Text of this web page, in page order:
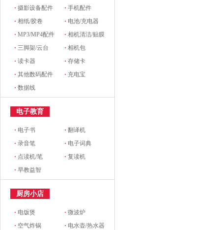
·摄影设备配件 ·手机配件
·相纸/胶卷 · 电池/充电器
·MP3/MP4配件 ·相机清洁/贴膜
·三脚架/云台 ·相机包
·读卡器 ·存储卡
·其他数码配件 · 充电宝
·数据线
电子教育
· 电子书 ·翻译机
·录音笔 · 电子词典
· 点读机/笔 ·复读机
·早教益智
厨房小店
· 电饭煲 ·微波炉
· 空气炸锅 · 电水壶/热水器